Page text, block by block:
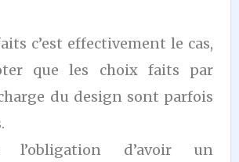
c’est effectivement le cas,
que les choix faits par
du design sont parfois
l’obligation d’avoir un